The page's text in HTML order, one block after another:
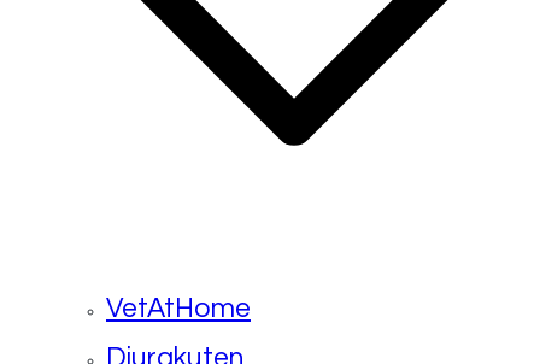
VetAtHome
Djurakuten